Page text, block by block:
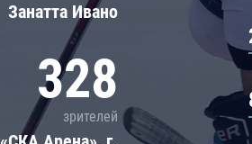
Занатта Иванo
328
зрителей